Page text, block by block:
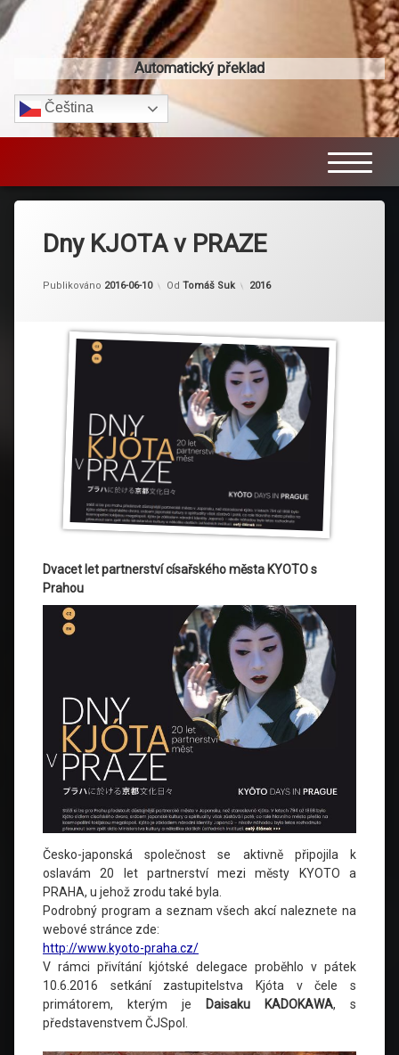
Automatický překlad
Čeština‎
Dny KJOTA v PRAZE
Publikováno 2016-06-10 Od Tomáš Suk Kategorie:
2016
Dvacet let partnerství císařského města KYOTO s
Prahou
Česko-japonská společnost se aktivně připojila k
oslavám 20 let partnerství mezi městy KYOTO a
PRAHA, u jehož zrodu také byla.
Podrobný program a seznam všech akcí naleznete na
webové stránce zde:
http://www.kyoto-praha.cz/
V rámci přivítání kjótské delegace proběhlo v pátek
10.6.2016 setkání zastupitelstva Kjóta v čele s
primátorem, kterým je
Daisaku KADOKAWA, s
představenstvem ČJSpol.